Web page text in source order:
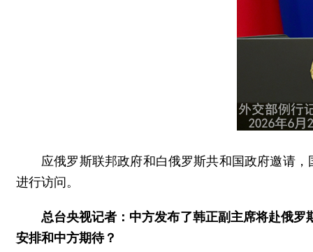
应俄罗斯联邦政府和白俄罗斯共和国政府邀请
进行访问。
总台央视记者：中方发布了韩正副主席将赴俄
安排和中方期待？